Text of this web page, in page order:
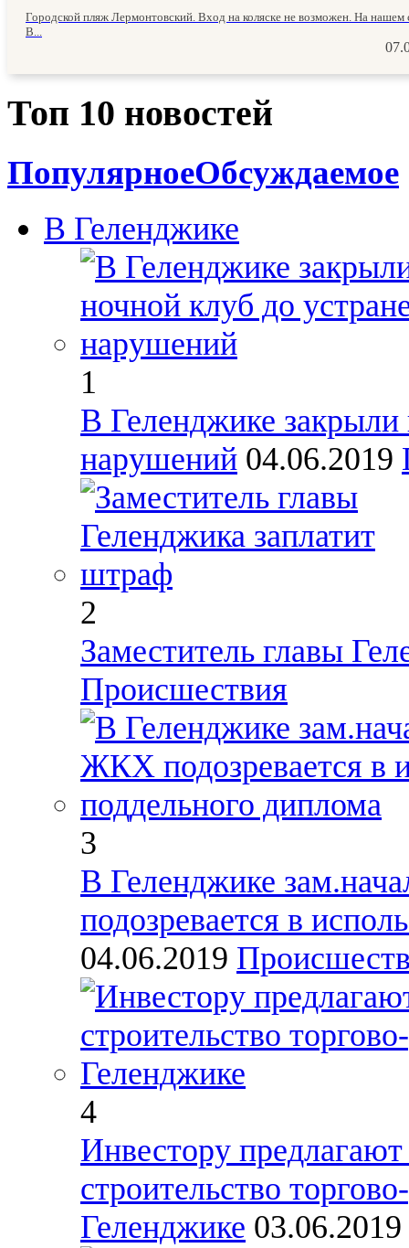
Городской пляж Лермонтовский. Вход на коляске не возможен. На нашем
В...
Топ 10 новостей
ПопулярноеОбсуждаемое
В Геленджике
1
В Геленджике закрыли
нарушений 04.06.2019
2
Заместитель главы
Происшествия
3
В Геленджике
подозревается в
04.06.2019
4
Инвестору
строительство
Геленджике 03.06.2019